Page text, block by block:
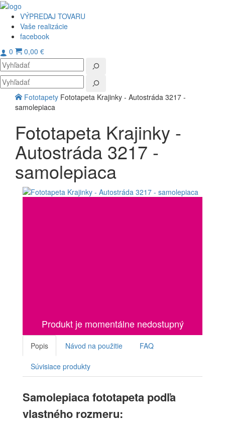
VÝPREDAJ TOVARU
Vaše realizácie
facebook
0 0,00 €
Fototapety Fototapeta Krajinky - Autostráda 3217 -
samolepiaca
Fototapeta Krajinky -
Autostráda 3217 -
samolepiaca
Produkt je momentálne nedostupný
Popis Návod na použitie FAQ
Súvisiace produkty
Samolepiaca fototapeta podľa
vlastného rozmeru: